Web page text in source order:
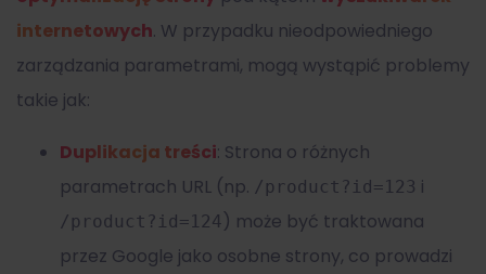
internetowych. W przypadku nieodpowiedniego
zarządzania parametrami, mogą wystąpić problemy
takie jak:
Duplikacja treści: Strona o różnych
parametrach URL (np. /product?id=123 i
/product?id=124) może być traktowana
przez Google jako osobne strony, co prowadzi